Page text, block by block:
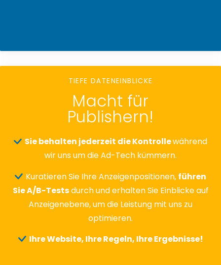
TIEFE DATENEINBLICKE
Macht für
Publishern!
Sie behalten jederzeit die Kontrollewährend
wir uns um die Ad-Tech kümmern.
Kuratieren Sie Ihre Anzeigenpositionen, führen
Sie A/B-Testsdurch und erhalten Sie Einblicke auf
Anzeigenebene, um die Leistung mit uns zu
optimieren.
Ihre Website, Ihre Regeln, Ihre Ergebnisse!